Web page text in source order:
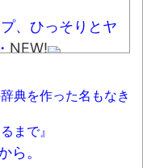
、ひっそりとヤ
NEW!
見ない」発言を
る最強コピペが
ｗｗｗｗ
典を作った名もなき
まで』
ら。